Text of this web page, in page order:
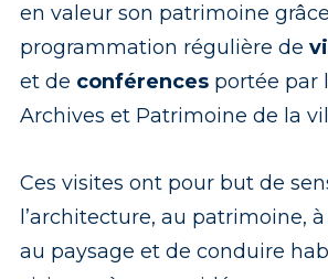
en valeur son patrimoine
programmation régulière de
et de conférencesportée par
Archives et Patrimoine de la
Ces visites ont pour but de
l’architecture, au patrimoine,
au paysage et de conduire